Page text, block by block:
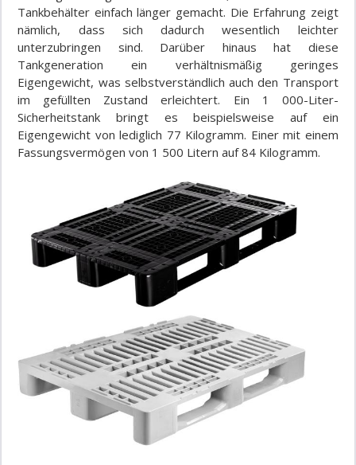
Tankbehälter einfach länger gemacht. Die Erfahrung zeigt
nämlich, dass sich dadurch wesentlich leichter
unterzubringen sind. Darüber hinaus hat diese
Tankgeneration ein verhältnismäßig geringes
Eigengewicht, was selbstverständlich auch den Transport
im gefüllten Zustand erleichtert. Ein 1 000-Liter-
Sicherheitstank bringt es beispielsweise auf ein
Eigengewicht von lediglich 77 Kilogramm. Einer mit einem
Fassungsvermögen von 1 500 Litern auf 84 Kilogramm.